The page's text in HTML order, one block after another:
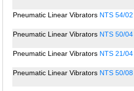
Pneumatic Linear Vibrators NTS 54/02
Pneumatic Linear Vibrators NTS 50/04
Pneumatic Linear Vibrators NTS 21/04
Pneumatic Linear Vibrators NTS 50/08